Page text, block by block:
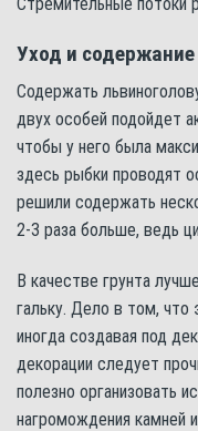
Уход и содержание
Содержать
двух особей подойдет
чтобы у него была
здесь рыбки проводят
решили содержать
2-3 раза больше, ведь
В качестве грунта
гальку. Дело в том, что
иногда создавая под
декорации следует
полезно организовать
нагромождения камней